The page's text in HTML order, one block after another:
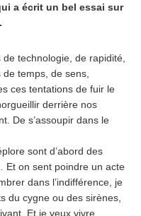
a écrit un bel essai sur
technologie, de rapidité,
temps, de sens,
ces tentations de fuir le
derrière nos
De s’assoupir dans le
sont d’abord des
Et on sent poindre un acte
dans l’indifférence, je
du cygne ou des sirènes,
Et je veux vivre